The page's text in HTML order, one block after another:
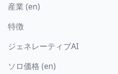
産業 (en)
特徴
ジェネレーティブAI
ソロ価格 (en)